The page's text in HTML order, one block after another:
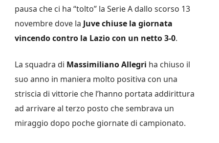
pausa che ci ha “tolto” la Serie A dallo scorso 13
novembre dove la Juve chiuse la giornata
vincendo contro la Lazio con un netto 3-0.
La squadra di Massimiliano Allegri ha chiuso il
suo anno in maniera molto positiva con una
striscia di vittorie che l’hanno portata addirittura
ad arrivare al terzo posto che sembrava un
miraggio dopo poche giornate di campionato.